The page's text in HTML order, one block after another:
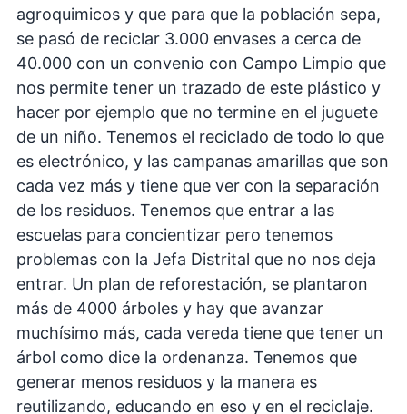
agroquimicos y que para que la población sepa,
se pasó de reciclar 3.000 envases a cerca de
40.000 con un convenio con Campo Limpio que
nos permite tener un trazado de este plástico y
hacer por ejemplo que no termine en el juguete
de un niño. Tenemos el reciclado de todo lo que
es electrónico, y las campanas amarillas que son
cada vez más y tiene que ver con la separación
de los residuos. Tenemos que entrar a las
escuelas para concientizar pero tenemos
problemas con la Jefa Distrital que no nos deja
entrar. Un plan de reforestación, se plantaron
más de 4000 árboles y hay que avanzar
muchísimo más, cada vereda tiene que tener un
árbol como dice la ordenanza. Tenemos que
generar menos residuos y la manera es
reutilizando, educando en eso y en el reciclaje.